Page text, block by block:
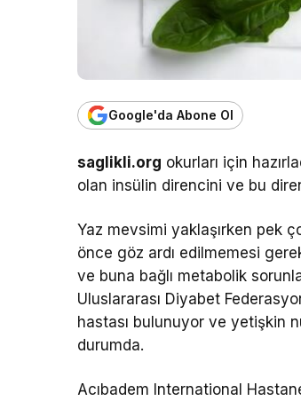
Google'da Abone Ol
saglikli.org okurları için
olan insülin direncini ve bu
Yaz mevsimi yaklaşırken pek
önce göz ardı edilmemesi
ve buna bağlı metabolik
Uluslararası Diyabet
hastası bulunuyor ve yetişkin
durumda.
Acıbadem International